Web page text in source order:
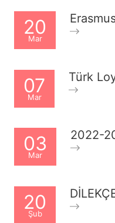
20
Mar
07
Mar
Türk
03
Mar
2022-
20
Şub